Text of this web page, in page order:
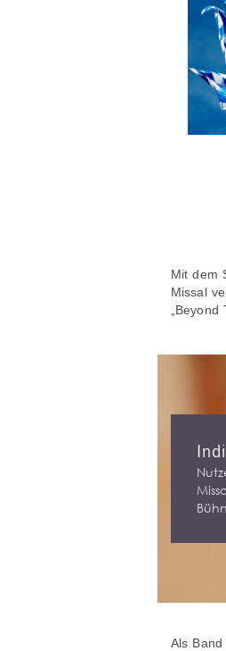
Mit dem
Missal
Als